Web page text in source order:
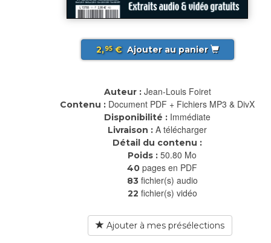
2,95€ Ajouter au panier
Auteur : Jean-Louis Foiret
Contenu : Document PDF + Fichiers MP3 & DivX
Disponibilité : Immédiate
Livraison : A télécharger
Détail du contenu :
Poids : 50.80 Mo
40 pages en PDF
83 fichier(s) audio
22 fichier(s) vidéo
Ajouter à mes présélections